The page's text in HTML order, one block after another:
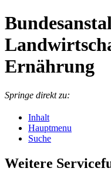
Ernährung
Springe direkt zu:
Inhalt
Hauptmenu
Suche
Weitere